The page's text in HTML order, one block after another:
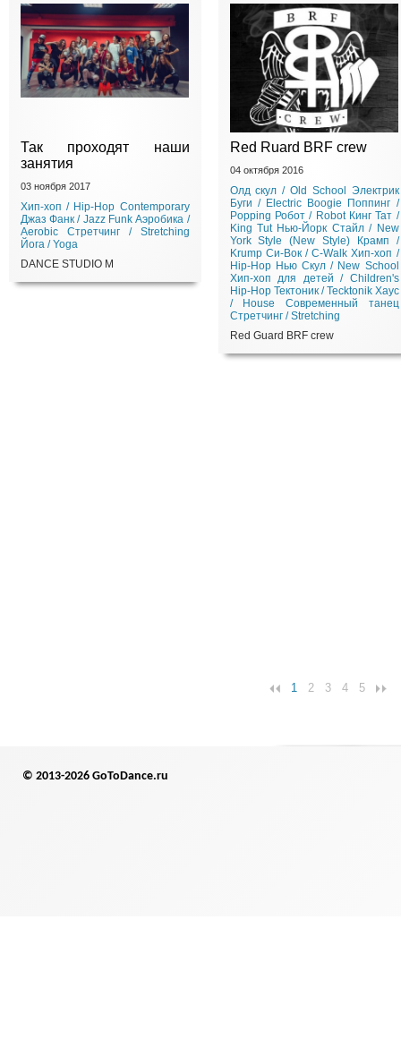
Так проходят наши
занятия
03 ноября 2017
Хип-хоп / Hip-Hop Contemporary
Джаз Фанк / Jazz Funk Аэробика /
Aerobic
Стретчинг / Stretching
Йога / Yoga
DANCE STUDIO M
Red Ruard BRF crew
04 октября 2016
Олд скул / Old School
Электрик
Буги / Electric Boogie
Поппинг /
Popping Робот / Robot Кинг Тат /
King Tut Нью-Йорк Стайл / New
York Style (New Style)
Крамп /
Krump Си-Вок / C-Walk Хип-хоп /
Hip-Hop Нью Скул / New School
Хип-хоп для детей / Children's
Hip-Hop Тектоник / Tecktonik Хаус
/ House
Современный танец
Стретчинг / Stretching
Red Guard BRF crew
1 2 3 4 5
© 2013-2026 GoToDance.ru